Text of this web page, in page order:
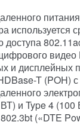
используется
доступа
и дисплейных
T (POH)
и Type 4
(«DTE